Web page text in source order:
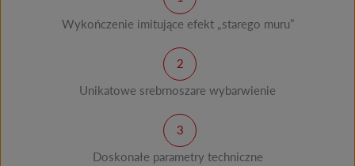
Wykończenie imitujące efekt „starego muru”
Unikatowe srebrnoszare wybarwienie
Doskonałe parametry techniczne